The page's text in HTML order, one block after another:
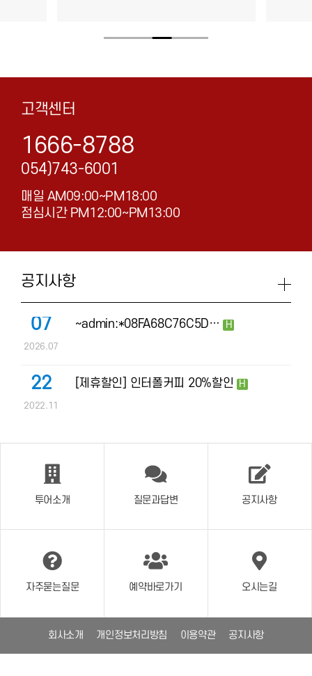
고객센터
1666-8788
054)743-6001
매일 AM09:00~PM18:00
점심시간 PM12:00~PM13:00
공지사항
07
2026.07
~admin:*08FA68C76C5D… H
22
2022.11
[제휴할인] 인터폴커피 20%할인 H
투어소개 질문과답변 공지사항
자주묻는질문 예약바로가기 오시는길
회사소개 개인정보처리방침 이용약관 공지사항